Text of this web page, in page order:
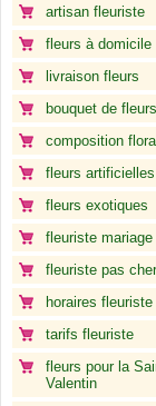
artisan fleuriste
fleurs à domicile
livraison fleurs
bouquet de fleurs
composition
fleurs artificielles
fleurs exotiques
fleuriste mariage
fleuriste pas cher
horaires fleuriste
tarifs fleuriste
fleurs pour la
Valentin